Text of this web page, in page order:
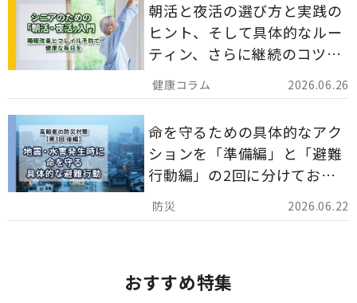
2026.06.26
朝活と夜活の選び方と実践の
ヒント、そして具体的なルー
ティン、さらに継続のコツま
でを詳しくご紹介します。
2026.06.22
命を守るための具体的なアク
ションを「準備編」と「避難
行動編」の2回に分けてお届
けしています。
おすすめ特集